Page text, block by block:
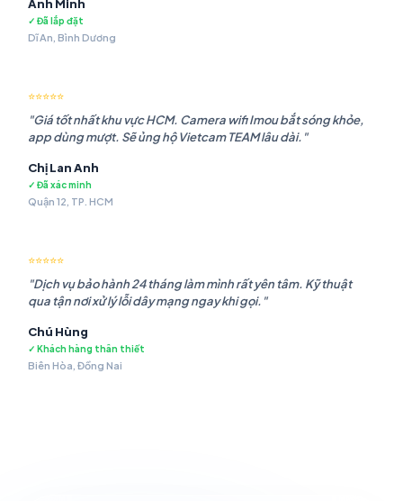
Anh Minh
✓ Đã lắp đặt
Dĩ An, Bình Dương
⭐⭐⭐⭐⭐
"Giá tốt nhất khu vực HCM. Camera wifi Imou bắt sóng khỏe,
app dùng mượt. Sẽ ủng hộ Vietcam TEAM lâu dài."
Chị Lan Anh
✓ Đã xác minh
Quận 12, TP. HCM
⭐⭐⭐⭐⭐
"Dịch vụ bảo hành 24 tháng làm mình rất yên tâm. Kỹ thuật
qua tận nơi xử lý lỗi dây mạng ngay khi gọi."
Chú Hùng
✓ Khách hàng thân thiết
Biên Hòa, Đồng Nai